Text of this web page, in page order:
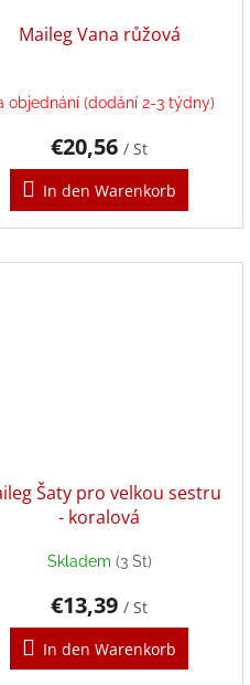
Maileg Vana růžová
objednání (dodání 2-3 týdny)
€20,56/ St
In den Warenkorb
Šaty pro velkou sestru
- koralová
Skladem (3 St)
€13,39/ St
In den Warenkorb